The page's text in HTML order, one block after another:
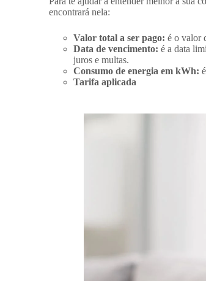
encontrará nela:
Valor total a ser pago: é o valor
Data de vencimento: é a data
juros e multas.
Consumo de energia em kWh:
Tarifa aplicada